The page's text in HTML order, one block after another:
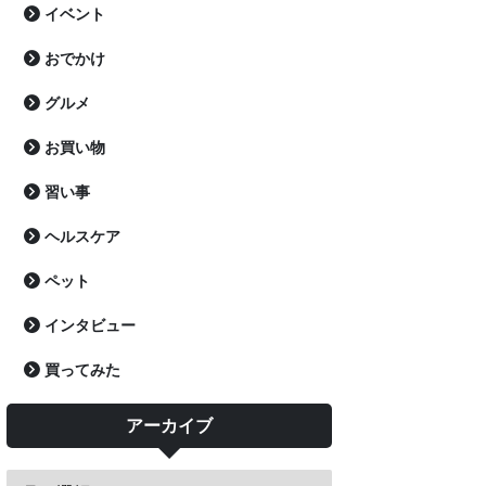
イベント
おでかけ
グルメ
お買い物
習い事
ヘルスケア
ペット
インタビュー
買ってみた
アーカイブ